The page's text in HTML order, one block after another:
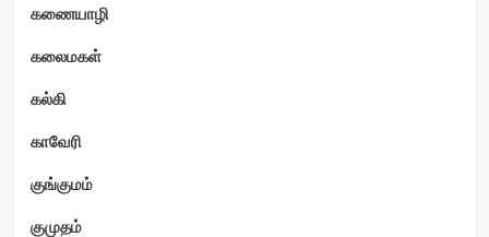
கணையாழி
கலைமகள்
கல்கி
காவேரி
குங்குமம்
குமுதம்